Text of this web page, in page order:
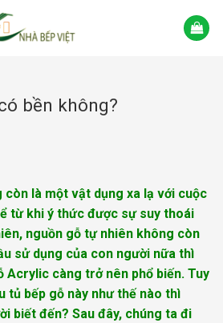
bền không?
là một vật dụng xa lạ với cuộc
từ khi ý thức được sự suy thoái
nguồn gỗ tự nhiên không còn
sử dụng của con người nữa thì
Acrylic càng trở nên phổ biến. Tuy
tủ bếp gỗ này như thế nào thì
biết đến? Sau đây, chúng ta đi